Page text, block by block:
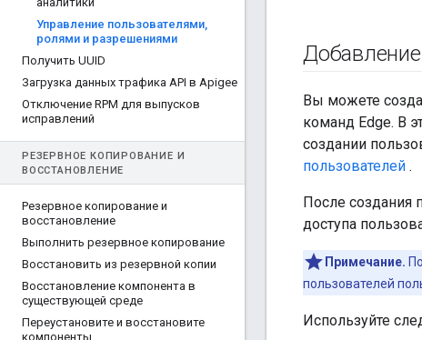
Управление пользователями,
ролями и разрешениями
Получить UUID
Загрузка данных трафика API в Apigee
Отключение RPM для выпусков
исправлений
РЕЗЕРВНОЕ КОПИРОВАНИЕ И
ВОССТАНОВЛЕНИЕ
Резервное копирование и
восстановление
Выполнить резервное копирование
Восстановить из резервной копии
Восстановление компонента в
существующей среде
Переустановите и восстановите
компоненты
Вы можете
команд Edge. В
создании
пользователей .
После создания
доступа
Примечание.
пользователей
Используйте